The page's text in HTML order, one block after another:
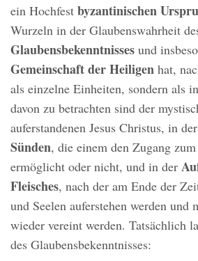
ein Hochfest byzantinischen
Wurzeln in der Glaubenswahrheit
Glaubensbekenntnisses und
Gemeinschaft der Heiligen hat,
als einzelne Einheiten, sondern als
davon zu betrachten sind der
auferstandenen Jesus Christus, in der
Sünden, die einem den Zugang
ermöglicht oder nicht, und in der
Fleisches, nach der am Ende der
und Seelen auferstehen werden und
wieder vereint werden. Tatsächlich
des Glaubensbekenntnisses: